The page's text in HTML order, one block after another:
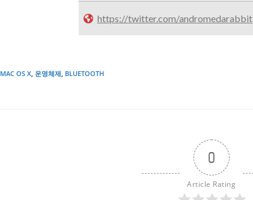
https://twitter.com/andromedarabbit
MAC OS X, 운영체제, BLUETOOTH
0
Article Rating